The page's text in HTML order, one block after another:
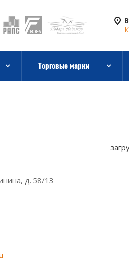
Торговые марки
д. 58/13